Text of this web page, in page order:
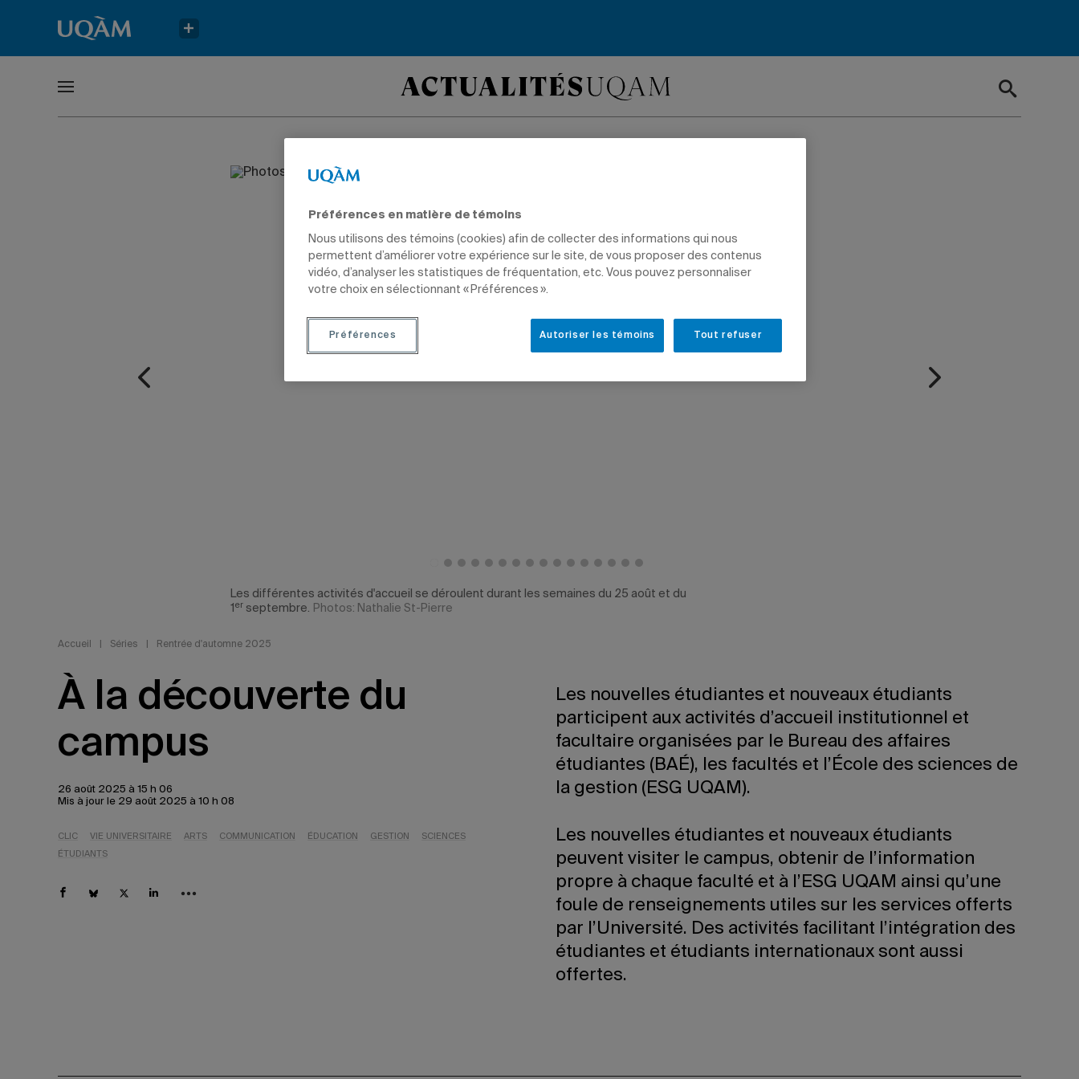
Les différentes activités d'accueil se déroulent durant les semaines du 25 août et du
1 er septembre. Photos: Nathalie St-Pierre
Accueil Séries Rentrée d'automne 2025
À la découverte du
campus
26 août 2025 à 15 h 06
Mis à jour le 29 août 2025 à 10 h 08
CLIC VIE UNIVERSITAIRE ARTS COMMUNICATION ÉDUCATION GESTION
SCIENCES
ÉTUDIANTS
Les nouvelles étudiantes et nouveaux étudiants
participent aux activités d’accueil institutionnel et
facultaire organisées par le Bureau des affaires
étudiantes (BAÉ), les facultés et l’École des sciences de
la gestion (ESG UQAM).
Les nouvelles étudiantes et nouveaux étudiants
peuvent visiter le campus, obtenir de l’information
propre à chaque faculté et à l’ESG UQAM ainsi qu’une
foule de renseignements utiles sur les services offerts
par l’Université. Des activités facilitant l’intégration des
étudiantes et étudiants internationaux sont aussi
offertes.
Préférences en matière de témoins
Nous utilisons des témoins (cookies) afin de collecter des informations qui nous
permettent d’améliorer votre expérience sur le site, de vous proposer des contenus
vidéo, d’analyser les statistiques de fréquentation, etc. Vous pouvez personnaliser
votre choix en sélectionnant « Préférences ».
Tout refuser
Autoriser les témoins
Préférences